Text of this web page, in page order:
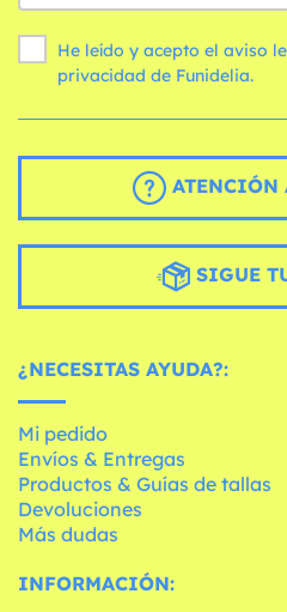
He leído y acepto el aviso
privacidad de Funidelia.
ATENCIÓN
SIGUE
¿NECESITAS AYUDA?:
Mi pedido
Envíos & Entregas
Productos & Guías de tallas
Devoluciones
Más dudas
INFORMACIÓN: